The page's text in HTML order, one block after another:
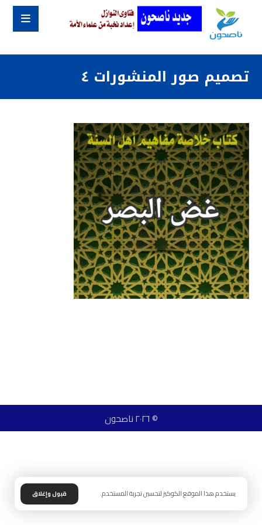
تصميم صور المنشورات ٤
© ٢٠٢٦ ناصحون
يستخدم هذا الموقع الكوكيز لتحسين تجربة المستخدم. قبول وإغلاق